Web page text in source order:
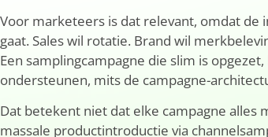
Voor marketeers is dat relevant, omdat de
gaat. Sales wil rotatie. Brand wil
Een samplingcampagne die slim is
ondersteunen, mits de campagne-
Dat betekent niet dat elke campagne alles
massale productintroductie via